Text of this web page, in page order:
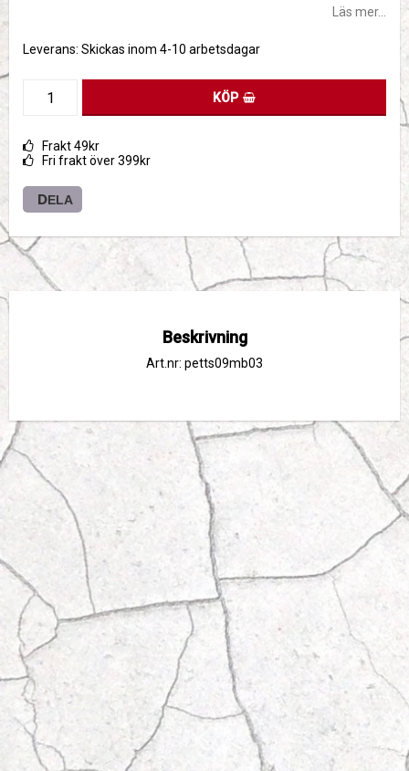
Läs mer...
Leverans: Skickas inom 4-10 arbetsdagar
KÖP
Frakt 49kr
Fri frakt över 399kr
DELA
Beskrivning
Art.nr: petts09mb03